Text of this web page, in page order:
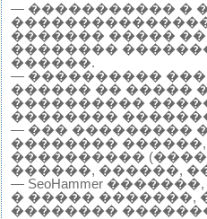
— ����������� �
������� �����
��������
������.
— ����������
������ �� �����
����������
��������
— ��� ���������
��������
����������
������, ������,
— SeoHammer
� ����� �������,
��������